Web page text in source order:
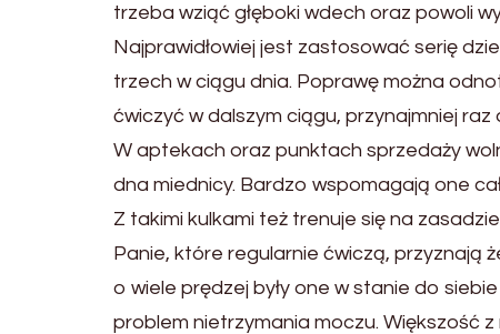
trzeba wziąć głęboki wdech oraz powoli
Najprawidłowiej jest zastosować serię
trzech w ciągu dnia. Poprawę można
ćwiczyć w dalszym ciągu, przynajmniej raz
W aptekach oraz punktach sprzedaży
dna miednicy. Bardzo wspomagają one
Z takimi kulkami też trenuje się na
Panie, które regularnie ćwiczą, przyznają
o wiele prędzej były one w stanie do
problem nietrzymania moczu. Większość